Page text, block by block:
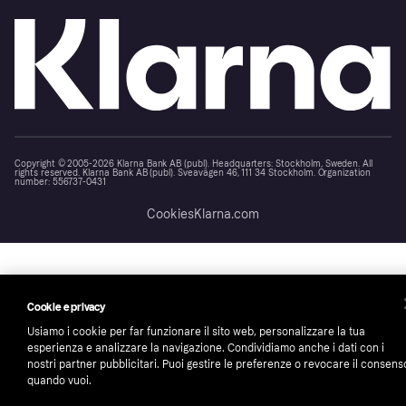
Copyright © 2005-2026 Klarna Bank AB (publ). Headquarters: Stockholm, Sweden. All
rights reserved. Klarna Bank AB (publ). Sveavägen 46, 111 34 Stockholm. Organization
number: 556737-0431
CookiesKlarna.com
Cookie e privacy
Usiamo i cookie per far funzionare il sito web, personalizzare la tua
esperienza e analizzare la navigazione. Condividiamo anche i dati con i
nostri partner pubblicitari. Puoi gestire le preferenze o revocare il
quando vuoi.